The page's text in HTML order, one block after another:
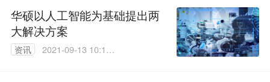
华硕以人工智能为基础提出两
大解决方案
资讯
2021-09-13 10:15: